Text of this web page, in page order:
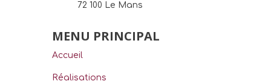
72 100 Le Mans
MENU PRINCIPAL
Accueil
Réalisations